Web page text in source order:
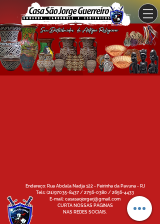
Endereço: Rua Abdala Nadja 122 - Feirinha da Pavuna - RJ
Tels: (21)97035-8437 / 2756-0380 / 2656-4433
E-mail: casasaojorgerj@gmail.com
CURTA NOSSAS PÁGINAS
NAS REDES SOCIAIS.